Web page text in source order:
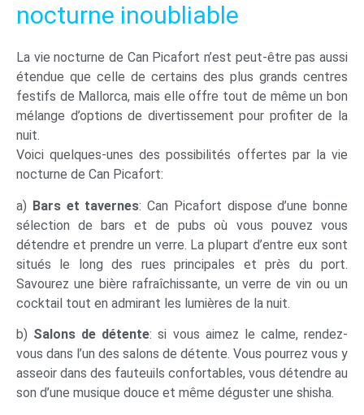
nocturne inoubliable
La vie nocturne de Can Picafort n’est peut-être pas aussi
étendue que celle de certains des plus grands centres
festifs de Mallorca, mais elle offre tout de même un bon
mélange d’options de divertissement pour profiter de la
nuit.
Voici quelques-unes des possibilités offertes par la vie
nocturne de Can Picafort:
a) Bars et tavernes: Can Picafort dispose d’une bonne
sélection de bars et de pubs où vous pouvez vous
détendre et prendre un verre. La plupart d’entre eux sont
situés le long des rues principales et près du port.
Savourez une bière rafraîchissante, un verre de vin ou un
cocktail tout en admirant les lumières de la nuit.
b) Salons de détente: si vous aimez le calme, rendez-
vous dans l’un des salons de détente. Vous pourrez vous y
asseoir dans des fauteuils confortables, vous détendre au
son d’une musique douce et même déguster une shisha.